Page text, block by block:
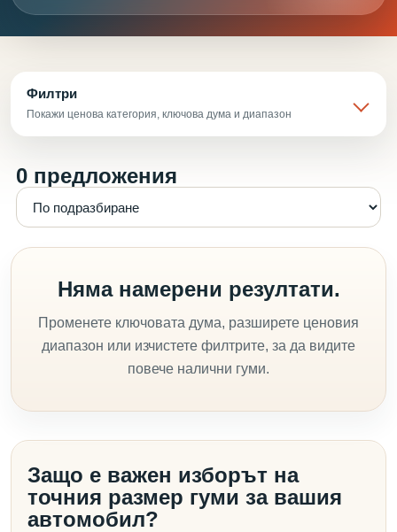
Филтри
Покажи ценова категория, ключова дума и диапазон
0 предложения
Няма намерени резултати.
Променете ключовата дума, разширете ценовия
диапазон или изчистете филтрите, за да видите
повече налични гуми.
Защо е важен изборът на
точния размер гуми за вашия
автомобил?